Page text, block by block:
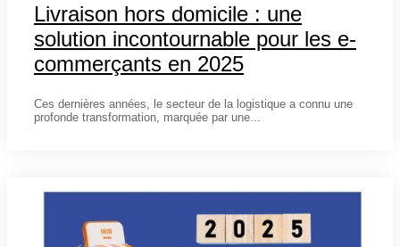
Livraison hors domicile : une
solution incontournable pour les e-
commerçants en 2025
Ces dernières années, le secteur de la logistique a connu une
profonde transformation, marquée par une...